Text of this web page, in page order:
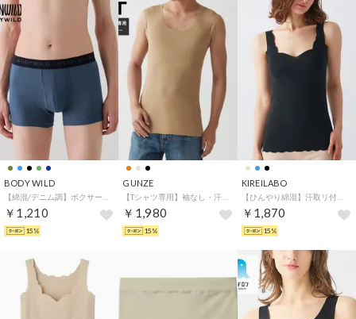
BODY WILD
￥1,210
15%
GUNZE
￥1,980
15%
KIREILABO
【ひんやり綿混】汗取リ付ラン型インナー （ブラック）
￥1,870
15%